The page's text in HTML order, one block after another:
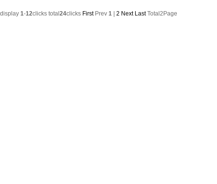
display 1-12clicks total 24clicks FirstPrev 1 2 Next LastTotal2Page